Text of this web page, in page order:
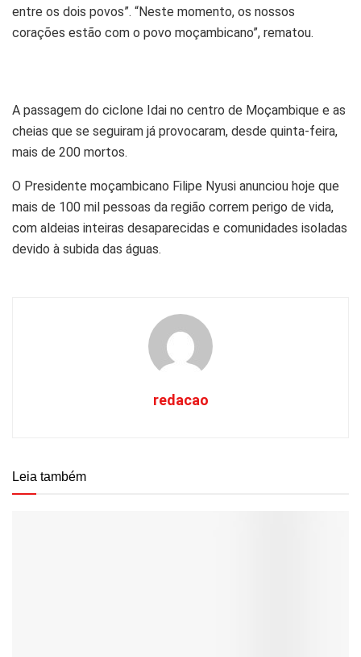
entre os dois povos”. “Neste momento, os nossos
corações estão com o povo moçambicano”, rematou.
A passagem do ciclone Idai no centro de Moçambique e as
cheias que se seguiram já provocaram, desde quinta-feira,
mais de 200 mortos.
O Presidente moçambicano Filipe Nyusi anunciou hoje que
mais de 100 mil pessoas da região correm perigo de vida,
com aldeias inteiras desaparecidas e comunidades isoladas
devido à subida das águas.
redacao
Leia também